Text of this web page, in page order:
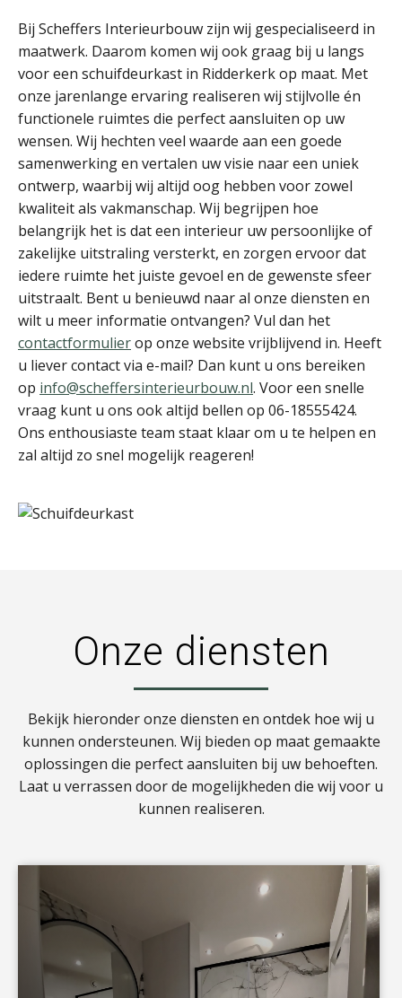
Bij Scheffers Interieurbouw zijn wij gespecialiseerd in
maatwerk. Daarom komen wij ook graag bij u langs
voor een schuifdeurkast in Ridderkerk op maat. Met
onze jarenlange ervaring realiseren wij stijlvolle én
functionele ruimtes die perfect aansluiten op uw
wensen. Wij hechten veel waarde aan een goede
samenwerking en vertalen uw visie naar een uniek
ontwerp, waarbij wij altijd oog hebben voor zowel
kwaliteit als vakmanschap. Wij begrijpen hoe
belangrijk het is dat een interieur uw persoonlijke of
zakelijke uitstraling versterkt, en zorgen ervoor dat
iedere ruimte het juiste gevoel en de gewenste sfeer
uitstraalt. Bent u benieuwd naar al onze diensten en
wilt u meer informatie ontvangen? Vul dan het
contactformulierop onze website vrijblijvend in. Heeft
u liever contact via e-mail? Dan kunt u ons bereiken
op info@scheffersinterieurbouw.nl. Voor een snelle
vraag kunt u ons ook altijd bellen op 06-18555424.
Ons enthousiaste team staat klaar om u te helpen en
zal altijd zo snel mogelijk reageren!
Onze diensten
Bekijk hieronder onze diensten en ontdek hoe wij u
kunnen ondersteunen. Wij bieden op maat gemaakte
oplossingen die perfect aansluiten bij uw behoeften.
Laat u verrassen door de mogelijkheden die wij voor u
kunnen realiseren.